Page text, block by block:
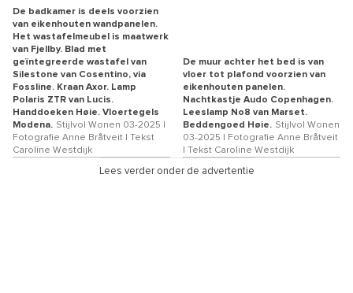
De badkamer is deels voorzien
van eikenhouten wandpanelen.
Het wastafelmeubel is maatwerk
van Fjellby. Blad met
geïntegreerde wastafel van
Silestone van Cosentino, via
Fossline. Kraan Axor. Lamp
Polaris ZTR van Lucis.
Handdoeken Høie. Vloertegels
Modena. Stijlvol Wonen 03-2025 |
Fotografie Anne Bråtveit | Tekst
Caroline Westdijk
De muur achter het bed is van
vloer tot plafond voorzien van
eikenhouten panelen.
Nachtkastje Audo Copenhagen.
Leeslamp No8 van Marset.
Beddengoed Høie. Stijlvol Wonen
03-2025 | Fotografie Anne Bråtveit
| Tekst Caroline Westdijk
Lees verder onder de advertentie